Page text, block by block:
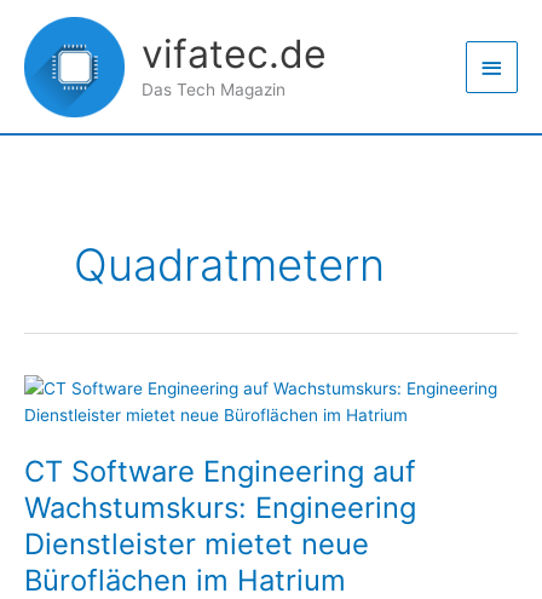
Inhalt
springen
vifatec.de
Das Tech Magazin
Quadratmetern
CT Software Engineering auf
Wachstumskurs: Engineering
Dienstleister mietet neue
Büroflächen im Hatrium
CT
Software
auf
Wachstumskurs:
Engineering
Dienstleister
mietet